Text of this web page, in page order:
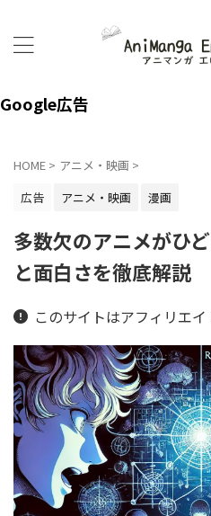
Google広告
HOME > アニメ・映画 >
広告
アニメ・映画 漫画
多数欠のアニメがひ
と面白さを徹底解説
このサイトはアフィリエイ